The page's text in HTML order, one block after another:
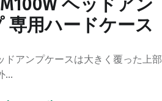
ヘッドアン
専用ハードケース
ドアンプケースは大きく覆った上部
…